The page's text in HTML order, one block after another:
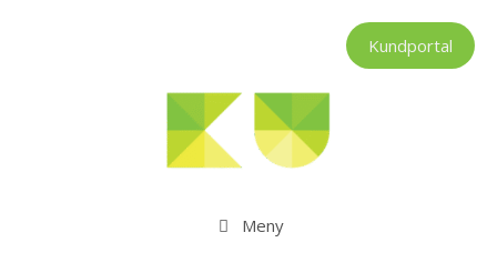
Kundportal
Meny